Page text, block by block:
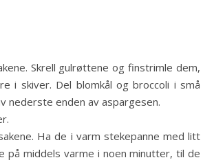
Skrell gulrøttene og finstrimle dem,
i skiver. Del blomkål og broccoli i små
nederste enden av aspargesen.
Ha de i varm stekepanne med litt
på middels varme i noen minutter, til de